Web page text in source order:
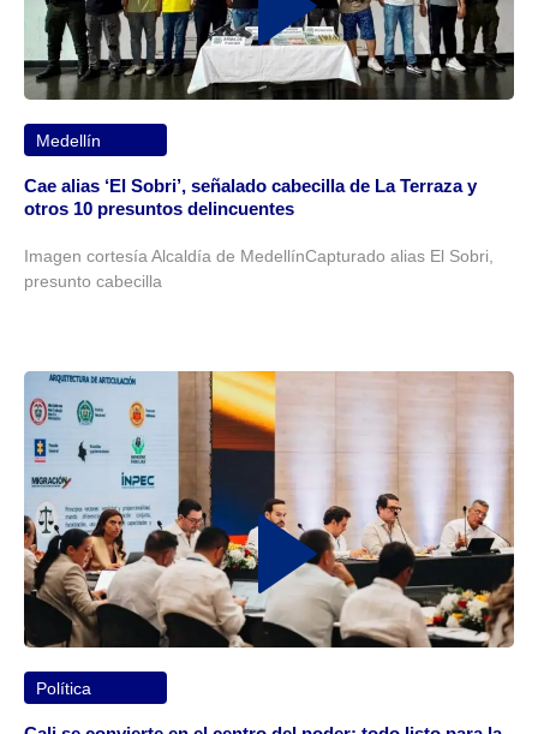
Medellín
Cae alias ‘El Sobri’, señalado cabecilla de La Terraza y
otros 10 presuntos delincuentes
Imagen cortesía Alcaldía de MedellínCapturado alias El Sobri,
presunto cabecilla
Política